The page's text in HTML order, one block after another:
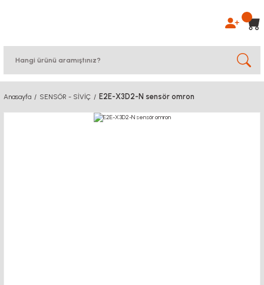
Anasayfa SENSÖR - SİVİÇ E2E-X3D2-N sensör omron